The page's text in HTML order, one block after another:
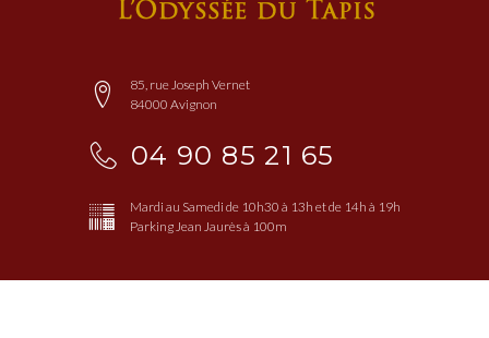
85, rue Joseph Vernet
84000 Avignon
04 90 85 21 65
Mardi au Samedi de 10h30 à 13h et de 14h à 19h
Parking Jean Jaurès à 100m